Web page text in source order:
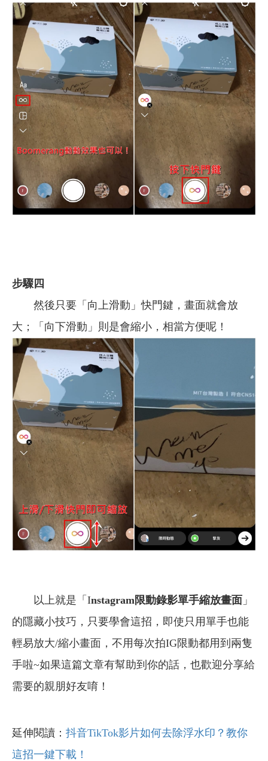
步驟四
然後只要「向上滑動」快門鍵，畫面就會放
大；「向下滑動」則是會縮小，相當方便呢！
以上就是「Instagram限動錄影單手縮放畫面 」
的隱藏小技巧，只要學會這招，即使只用單手也能
輕易放大/縮小畫面，不用每次拍IG限動都用到兩隻
手啦~如果這篇文章有幫助到你的話，也歡迎分享給
需要的親朋好友唷！
延伸閱讀： 抖音TikTok影片如何去除浮水印？教你
這招一鍵下載！